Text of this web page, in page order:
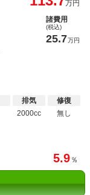
万円
諸費用
(税込)
25.7万円
排気
2000cc
修復
無し
5.9 ％